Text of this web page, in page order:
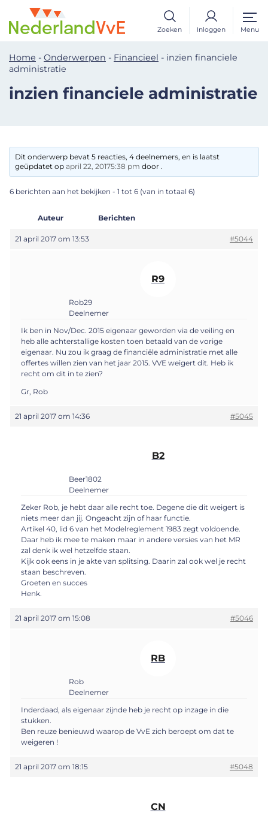
Zoeken Inloggen Menu
Home - Onderwerpen - Financieel - inzien financiele
administratie
inzien financiele administratie
Dit onderwerp bevat 5 reacties, 4 deelnemers, en is laatst
geüpdatet opapril 22, 20175:38 pm door .
6 berichten aan het bekijken - 1 tot 6 (van in totaal 6)
Auteur Berichten
21 april 2017 om 13:53 #5044
R9
Rob29
Deelnemer
Ik ben in Nov/Dec. 2015 eigenaar geworden via de veiling en
heb alle achterstallige kosten toen betaald van de vorige
eigenaar. Nu zou ik graag de financiële administratie met alle
offertes willen zien van het jaar 2015. VVE weigert dit. Heb ik
recht om dit in te zien?
Gr, Rob
21 april 2017 om 14:36 #5045
B2
Beer1802
Deelnemer
Zeker Rob, je hebt daar alle recht toe. Degene die dit weigert is
niets meer dan jij. Ongeacht zijn of haar functie.
Artikel 40, lid 6 van het Modelreglement 1983 zegt voldoende.
Daar heb ik mee te maken maar in andere versies van het MR
zal denk ik wel hetzelfde staan.
Kijk ook eens in je akte van splitsing. Daarin zal ook wel je recht
staan beschreven.
Groeten en succes
Henk.
21 april 2017 om 15:08 #5046
RB
Rob
Deelnemer
Inderdaad, als eigenaar zijnde heb je recht op inzage in die
stukken.
Ben reuze benieuwd waarop de VvE zich beroept om dat te
weigeren !
21 april 2017 om 18:15 #5048
CN